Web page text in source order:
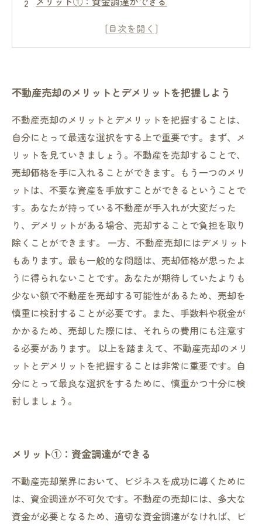
メリット②：維持費や税金がかからなくなる
ある
不動産売却のメリットとデメリットを把握しよう
不動産売却のメリットとデメリットを把握することは、
自分にとって最適な選択をする上で重要です。まず、メ
リットを見ていきましょう。不動産を売却することで、
売却価格を手に入れることができます。もう一つのメリ
ットは、不要な資産を手放すことができるということで
す。あなたが持っている不動産が手入れが大変だった
り、デメリットがある場合、売却することで負担を取り
除くことができます。 一方、不動産売却にはデメリット
もあります。最も一般的な問題は、売却価格が思ったよ
うに得られないことです。あなたが期待していたよりも
少ない額で不動産を売却する可能性があるため、売却を
慎重に検討することが必要です。また、手数料や税金が
かかるため、売却した際には、それらの費用にも注意す
る必要があります。 以上を踏まえて、不動産売却のメリ
ットとデメリットを把握することは非常に重要です。自
分にとって最良な選択をするために、慎重かつ十分に検
討しましょう。
メリット①：資金調達ができる
不動産売却業界において、ビジネスを成功に導くために
は、資金調達が不可欠です。不動産の売却には、多大な
資金が必要となるため、適切な資金調達がなければ、ビ